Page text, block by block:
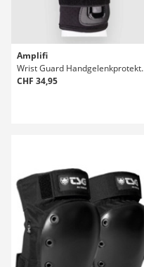
Amplifi
Wrist
CHF 34,95